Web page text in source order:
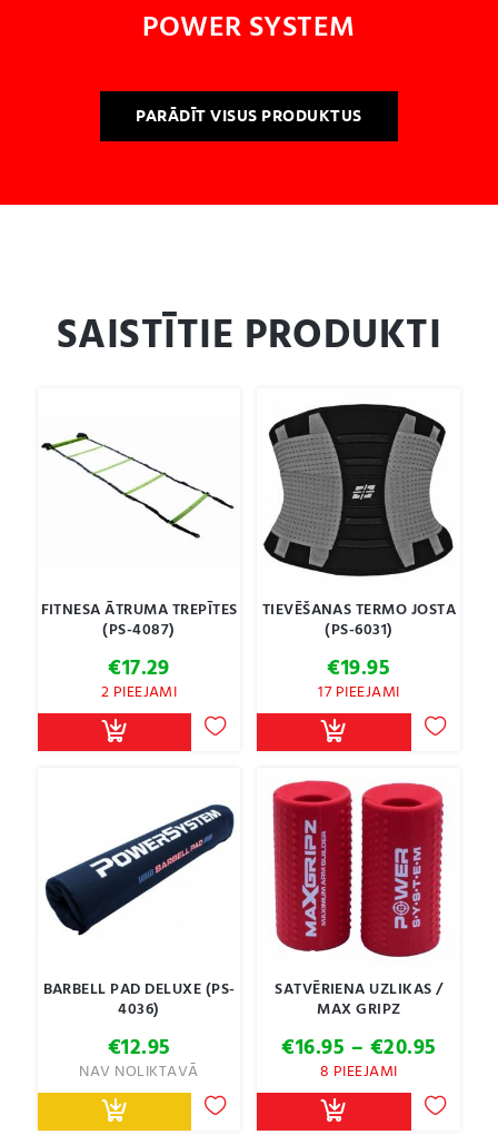
POWER SYSTEM
PARĀDĪT VISUS PRODUKTUS
SAISTĪTIE PRODUKTI
FITNESA ĀTRUMA TREPĪTES
(PS-4087)
€17.29
2 PIEEJAMI
TIEVĒŠANAS TERMO JOSTA
(PS-6031)
€19.95
17 PIEEJAMI
BARBELL PAD DELUXE (PS-
4036)
€12.95
NAV NOLIKTAVĀ
SATVĒRIENA UZLIKAS /
MAX GRIPZ
€16.95 – €20.95
€16.95
8 PIEEJAMI